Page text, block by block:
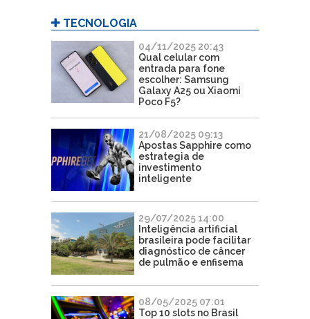
TECNOLOGIA
04/11/2025 20:43
Qual celular com
entrada para fone
escolher: Samsung
Galaxy A25 ou Xiaomi
Poco F5?
21/08/2025 09:13
Apostas Sapphire como
estrategia de
investimento
inteligente
29/07/2025 14:00
Inteligência artificial
brasileira pode facilitar
diagnóstico de câncer
de pulmão e enfisema
08/05/2025 07:01
Top 10 slots no Brasil